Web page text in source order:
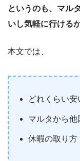
というのも、マル
いし気軽に行ける
本文では、
どれくらい安
マルタから他
休暇の取り方